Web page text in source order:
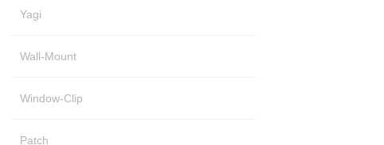
Yagi
Wall-Mount
Window-Clip
Patch